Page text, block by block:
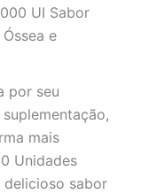
UI Sabor
e
por seu
mais
Unidades
delicioso sabor